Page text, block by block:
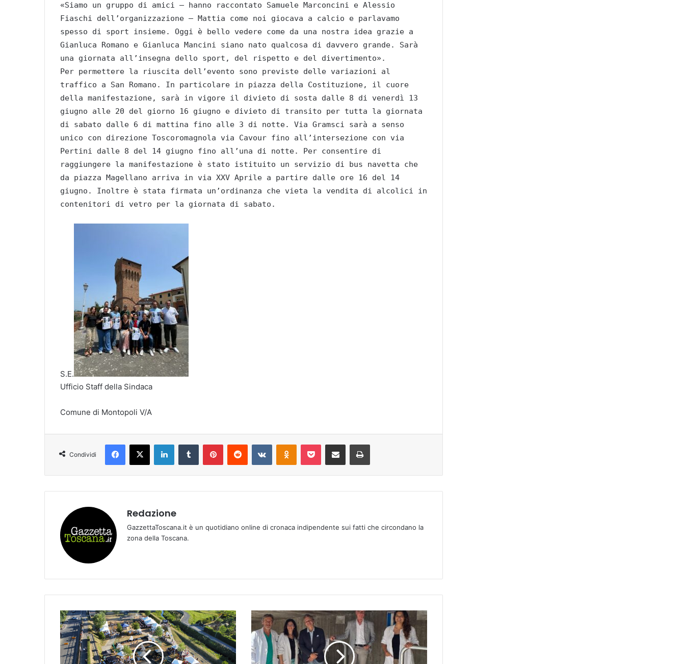
«Siamo un gruppo di amici – hanno raccontato Samuele Marconcini e Alessio
Fiaschi dell’organizzazione – Mattia come noi giocava a calcio e parlavamo
spesso di sport insieme. Oggi è bello vedere come da una nostra idea grazie a
Gianluca Romano e Gianluca Mancini siano nato qualcosa di davvero grande. Sarà
una giornata all’insegna dello sport, del rispetto e del divertimento».
Per permettere la riuscita dell’evento sono previste delle variazioni al
traffico a San Romano. In particolare in piazza della Costituzione, il cuore
della manifestazione, sarà in vigore il divieto di sosta dalle 8 di venerdì 13
giugno alle 20 del giorno 16 giugno e divieto di transito per tutta la giornata
di sabato dalle 6 di mattina fino alle 3 di notte. Via Gramsci sarà a senso
unico con direzione Toscoromagnola via Cavour fino all’intersezione con via
Pertini dalle 8 del 14 giugno fino all’una di notte. Per consentire di
raggiungere la manifestazione è stato istituito un servizio di bus navetta che
da piazza Magellano arriva in via XXV Aprile a partire dalle ore 16 del 14
giugno. Inoltre è stata firmata un’ordinanza che vieta la vendita di alcolici in
contenitori di vetro per la giornata di sabato.
S.E.
Ufficio Staff della Sindaca
Comune di Montopoli V/A
Condividi
Redazione
GazzettaToscana.it è un quotidiano online di cronaca indipendente sui fatti che circondano la
zona della Toscana.
A
M
O
N
S
I
R
o
t